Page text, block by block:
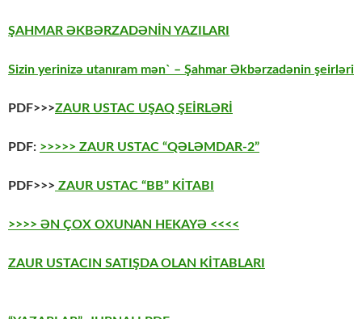
ŞAHMAR ƏKBƏRZADƏNİN YAZILARI
Sizin yerinizə utanıram mən` – Şahmar Əkbərzadənin şeirləri
PDF>>>ZAUR USTAC UŞAQ ŞEİRLƏRİ
PDF: >>>>> ZAUR USTAC “QƏLƏMDAR-2”
PDF>>> ZAUR USTAC “BB” KİTABI
>>>> ƏN ÇOX OXUNAN HEKAYƏ <<<<
ZAUR USTACIN SATIŞDA OLAN KİTABLARI